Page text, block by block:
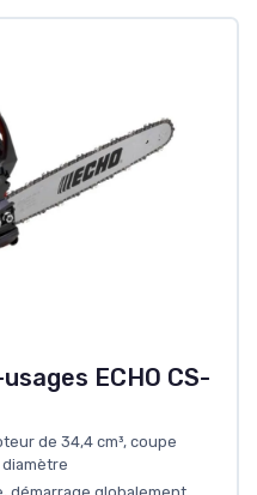
ECHO CS-
de 34,4 cm³, coupe
diamètre